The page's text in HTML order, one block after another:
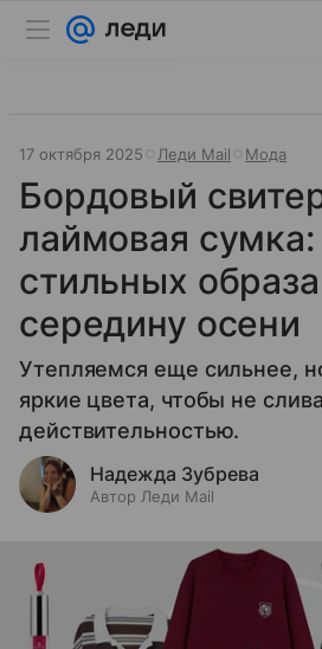
17 октября 2025 Леди Mail Мода
Бордовый
лаймовая
стильных
середину осени
Утепляемся еще сильнее,
яркие цвета, чтобы не
действительностью.
Надежда Зубрева
Автор Леди Mail